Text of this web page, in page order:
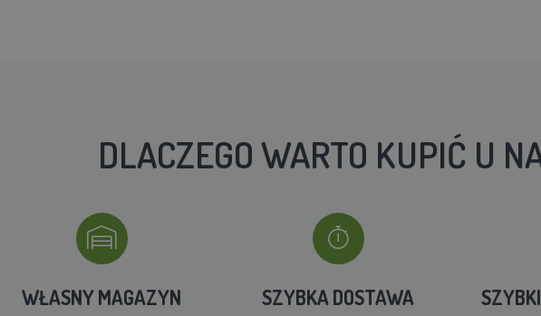
DLACZEGO WARTO KUPIĆ U
WŁASNY MAGAZYN SZYBKA DOSTAWA